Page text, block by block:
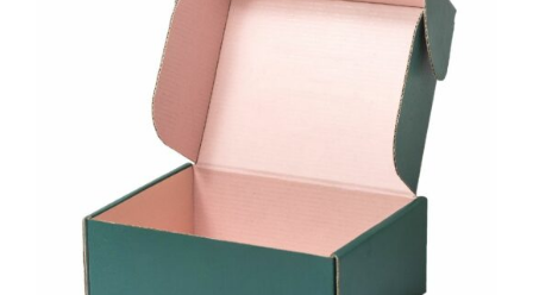
AJOUTER AU PANIER